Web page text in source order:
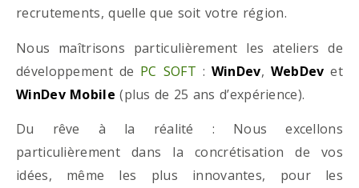
recrutements, quelle que soit votre région.
Nous maîtrisons particulièrement les ateliers de
développement de PC SOFT : WinDev, WebDev et
WinDev Mobile (plus de 25 ans d’expérience).
Du rêve à la réalité : Nous excellons
particulièrement dans la concrétisation de vos
idées, même les plus innovantes, pour les